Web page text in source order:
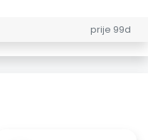
prije 99d